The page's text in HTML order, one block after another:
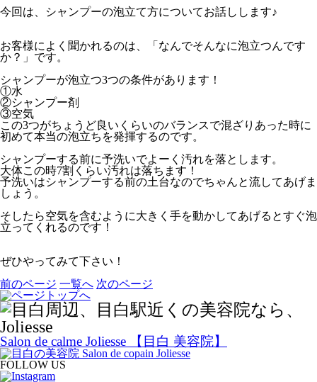
今回は、シャンプーの泡立て方についてお話しします♪
お客様によく聞かれるのは、「なんでそんなに泡立つんです
か？」です。
シャンプーが泡立つ3つの条件があります！
①水
②シャンプー剤
③空気
この3つがちょうど良いくらいのバランスで混ざりあった時に
初めて本当の泡立ちを発揮するのです。
シャンプーする前に予洗いでよーく汚れを落とします。
大体この時7割くらい汚れは落ちます！
予洗いはシャンプーする前の土台なのでちゃんと流してあげま
しょう。
そしたら空気を含むように大きく手を動かしてあげるとすぐ泡
立ってくれるのです！
ぜひやってみて下さい！
前のページ 一覧へ 次のページ
Salon de calme Joliesse 【目白 美容院】
FOLLOW US